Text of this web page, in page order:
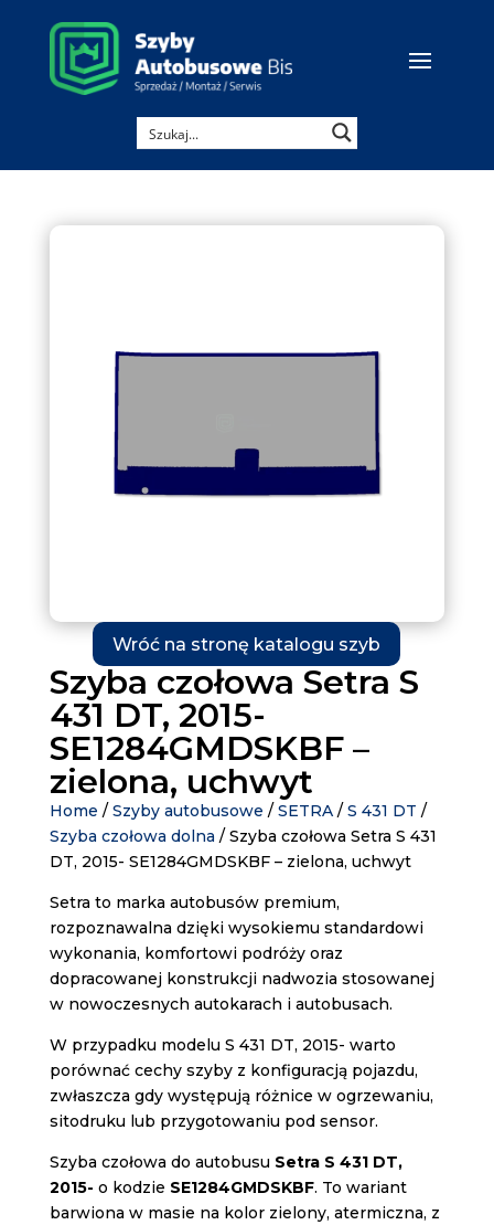
Wróć na stronę katalogu szyb
Szyba czołowa Setra S
431 DT, 2015-
SE1284GMDSKBF –
zielona, uchwyt
Home / Szyby autobusowe / SETRA/ S 431 DT /
Szyba czołowa dolna / Szyba czołowa Setra S 431
DT, 2015- SE1284GMDSKBF – zielona, uchwyt
Setra to marka autobusów premium,
rozpoznawalna dzięki wysokiemu standardowi
wykonania, komfortowi podróży oraz
dopracowanej konstrukcji nadwozia stosowanej
w nowoczesnych autokarach i autobusach.
W przypadku modelu S 431 DT, 2015- warto
porównać cechy szyby z konfiguracją pojazdu,
zwłaszcza gdy występują różnice w ogrzewaniu,
sitodruku lub przygotowaniu pod sensor.
Szyba czołowa do autobusu Setra S 431 DT,
2015- o kodzie SE1284GMDSKBF. To wariant
barwiona w masie na kolor zielony, atermiczna, z